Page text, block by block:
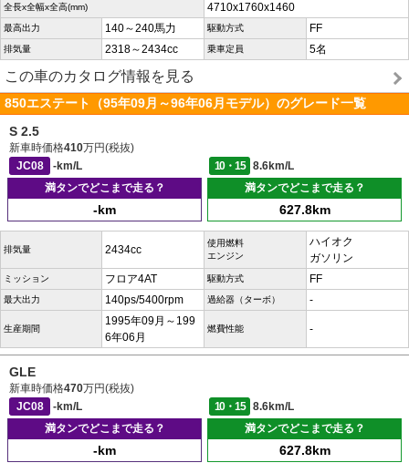
全長x全幅x全高(mm) 4710x1760x1460
最高出力 140～240馬力 駆動方式 FF
排気量 2318～2434cc 乗車定員 5名
この車のカタログ情報を見る
850エステート（95年09月～96年06月モデル）のグレード一覧
S 2.5
新車時価格410万円(税抜)
JC08
-km/L 10・15
8.6km/L
満タンでどこまで走る？
-km
満タンでどこまで走る？
627.8km
排気量 2434cc
使用燃料
エンジン
ハイオク
ガソリン
ミッション フロア4AT 駆動方式 FF
最大出力 140ps/5400rpm 過給器（ターボ） -
生産期間
1995年09月～199
6年06月
燃費性能 -
GLE
新車時価格470万円(税抜)
JC08
-km/L 10・15
8.6km/L
満タンでどこまで走る？
-km
満タンでどこまで走る？
627.8km